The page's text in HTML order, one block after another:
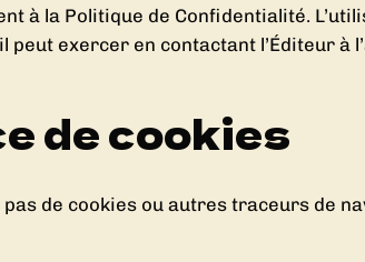
à la Politique de Confidentialité.
exercer en contactant l’Éditeur à
de cookies
pas de cookies ou autres traceurs de